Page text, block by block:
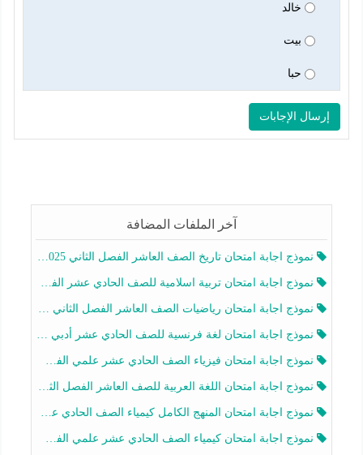
خالد
بيت
حبا
آخر الملفات المضافة
نموذج اجابة امتحان تاريخ الصف العاشر الفصل الثاني 2025-2026
نموذج اجابة امتحان تربية اسلامية للصف الحادي عشر الفصل الثاني 2025-2026
نموذج اجابة امتحان رياضيات الصف العاشر الفصل الثاني 2025-2026
نموذج اجابة امتحان لغة فرنسية للصف الحادي عشر أدبي الفصل الثاني 2025-2026
نموذج اجابة امتحان فيزياء الصف الحادي عشر علمي الفصل الثاني 2025-2026
نموذج اجابة امتحان اللغة العربية للصف العاشر الفصل الثاني 2025-2026
نموذج اجابة امتحان المنهج الكامل كيمياء الصف الحادي عشر علمي الفصل الثاني 2025-2026
نموذج اجابة امتحان كيمياء الصف الحادي عشر علمي الفصل الثاني 2025-2026